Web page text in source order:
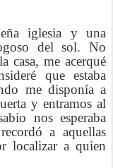
iglesia y una
del sol. No
casa, me acerqué
que estaba
me disponía a
y entramos al
nos esperaba
a aquellas
localizar a quien